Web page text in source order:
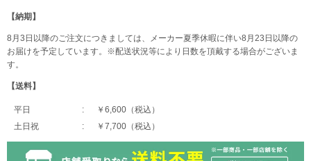
【納期】
8月3日以降のご注文につきましては、メーカー夏季休暇に伴い8月23日以降の
お届けを予定しています。※配送状況等により日数を頂戴する場合がございま
す。
【送料】
平日
￥6,600（税込）
土日祝
￥7,700（税込）